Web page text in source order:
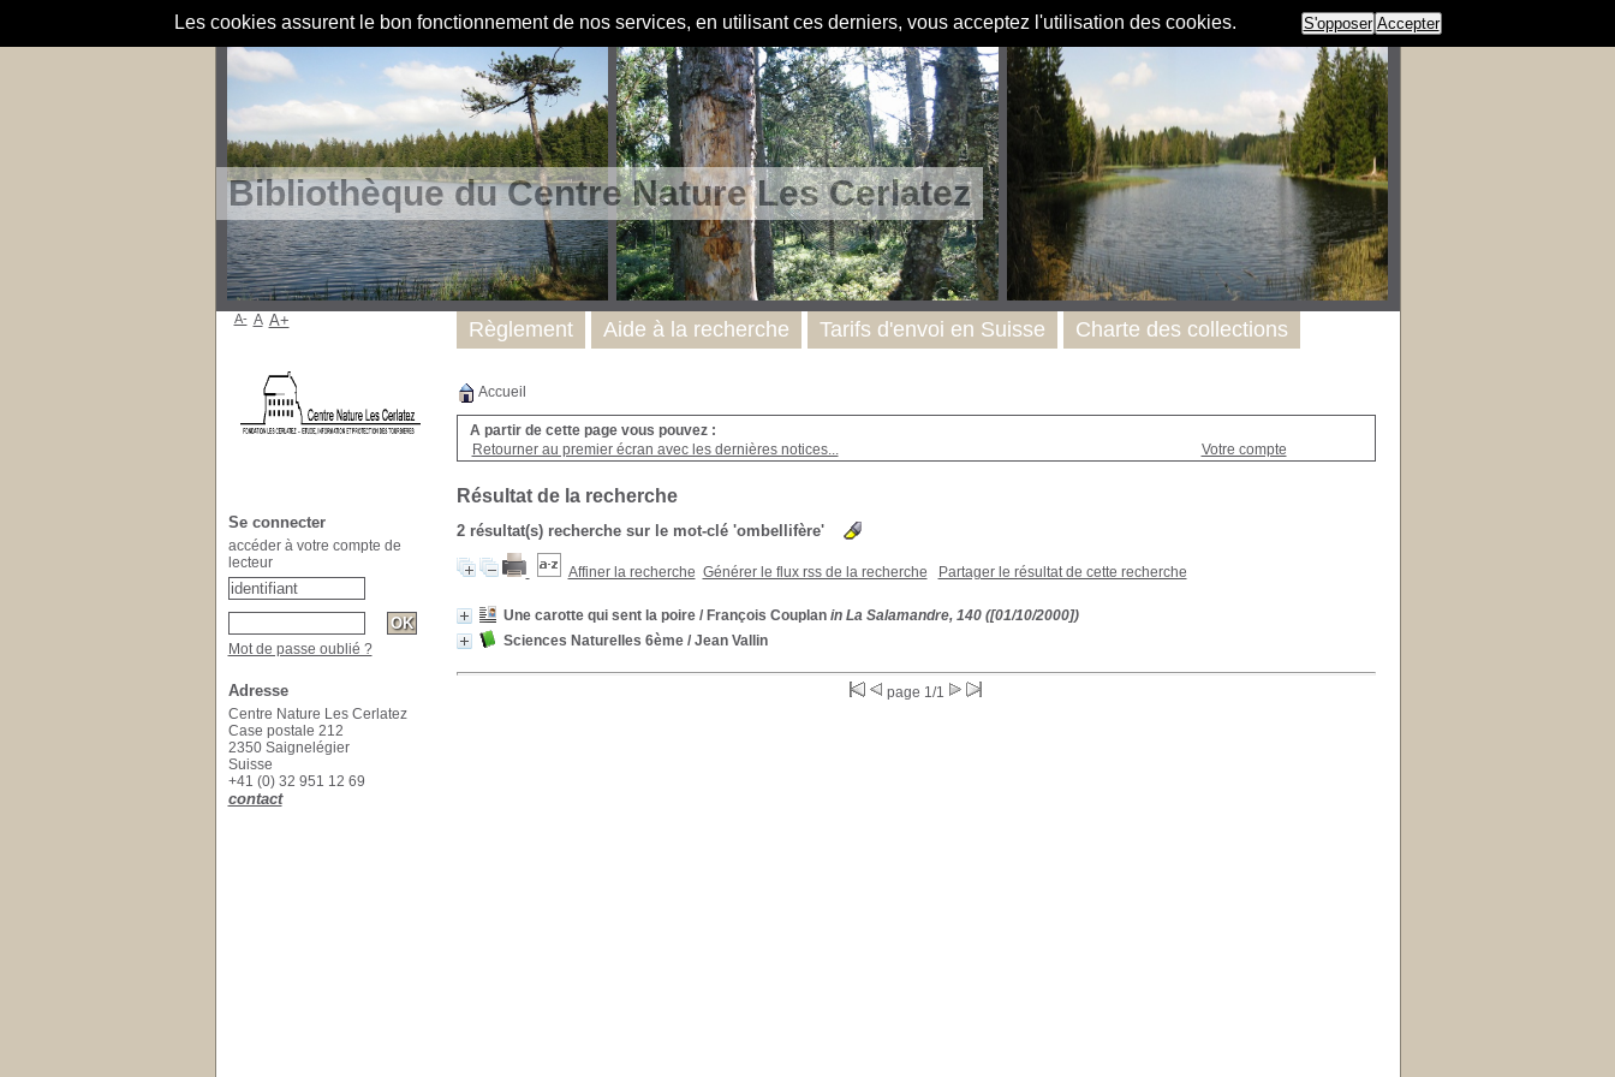
Les cookies assurent le bon fonctionnement de nos services, en utilisant ces derniers, vous acceptez l'utilisation des cookies. S'opposer Accepter
Bibliothèque du Centre Nature Les Cerlatez
Accueil
A partir de cette page vous pouvez :
Retourner au premier écran avec les dernières notices...
Votre compte
Résultat de la recherche
2 résultat(s) recherche sur le mot-clé 'ombellifère'
Affiner la recherche Générer le flux rss de la recherche Partager le résultat de cette recherche
Une carotte qui sent la poire/ François Couplan in La Salamandre, 140 ([01/10/2000])
Sciences Naturelles 6ème/ Jean Vallin
page 1/1
Règlement Aide à la recherche Tarifs d'envoi en Suisse Charte des collections
A- A A+
Se connecter
accéder à votre compte de
lecteur
Mot de passe oublié ?
Adresse
Centre Nature Les Cerlatez
Case postale 212
2350 Saignelégier
Suisse
+41 (0) 32 951 12 69
contact